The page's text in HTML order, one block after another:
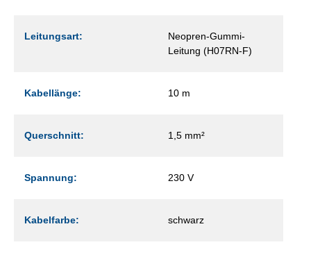
Leitungsart:
Neopren-Gummi-
Leitung (H07RN-F)
Kabellänge: 10 m
Querschnitt: 1,5 mm²
Spannung: 230 V
Kabelfarbe: schwarz